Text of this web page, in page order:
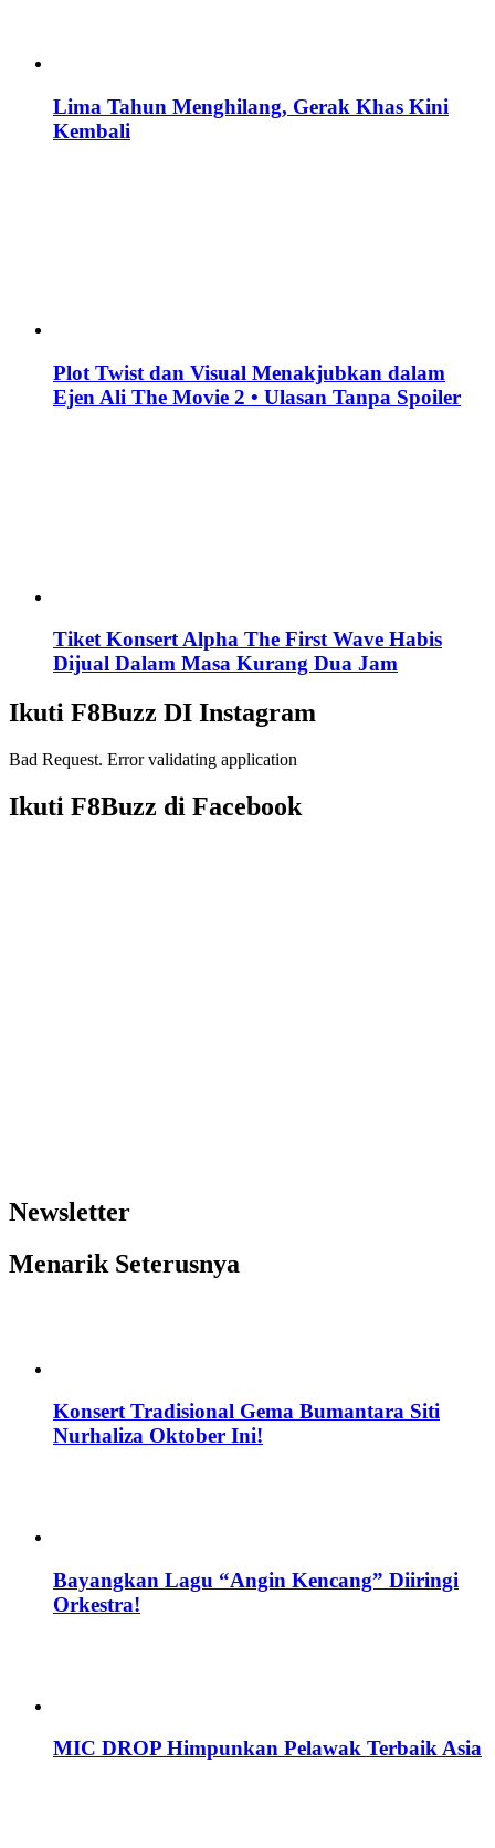
Lima Tahun Menghilang, Gerak Khas Kini
Kembali
Plot Twist dan Visual Menakjubkan dalam
Ejen Ali The Movie 2 • Ulasan Tanpa Spoiler
Tiket Konsert Alpha The First Wave Habis
Dijual Dalam Masa Kurang Dua Jam
Ikuti F8Buzz DI Instagram
Bad Request. Error validating application
Ikuti F8Buzz di Facebook
Newsletter
Menarik Seterusnya
Konsert Tradisional Gema Bumantara Siti
Nurhaliza Oktober Ini!
Bayangkan Lagu “Angin Kencang” Diiringi
Orkestra!
MIC DROP Himpunkan Pelawak Terbaik Asia